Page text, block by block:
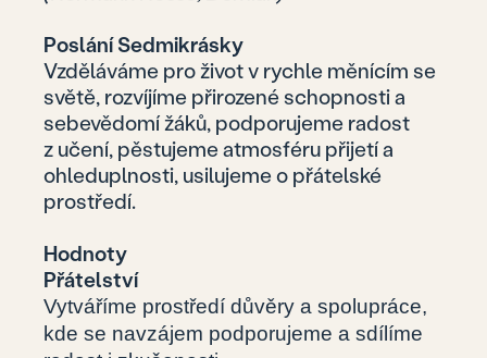
Poslání Sedmikrásky
Vzděláváme pro život v rychle měnícím se
světě, rozvíjíme přirozené schopnosti a
sebevědomí žáků, podporujeme radost
z učení, pěstujeme atmosféru přijetí a
ohleduplnosti, usilujeme o přátelské
prostředí.
Hodnoty
Přátelství
Vytváříme prostředí důvěry a spolupráce,
kde se navzájem podporujeme a sdílíme